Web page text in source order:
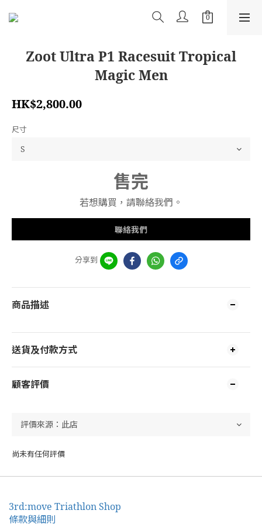
Zoot Ultra P1 Racesuit Tropical
Magic Men
HK$2,800.00
尺寸
售完
若想購買，請聯絡我們。
聯絡我們
分享到
商品描述
送貨及付款方式
顧客評價
尚未有任何評價
3rd:move Triathlon Shop
條款與細則